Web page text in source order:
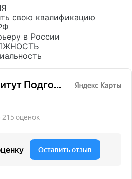
свою квалификацию
в России